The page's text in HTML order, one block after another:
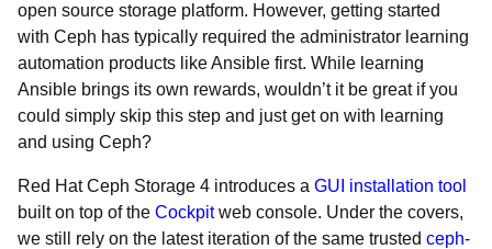
open source storage platform. However, getting started
with Ceph has typically required the administrator learning
automation products like Ansible first. While learning
Ansible brings its own rewards, wouldn’t it be great if you
could simply skip this step and just get on with learning
and using Ceph?
Red Hat Ceph Storage 4 introduces a GUI installation tool
built on top of the Cockpitweb console. Under the covers,
we still rely on the latest iteration of the same trusted ceph-